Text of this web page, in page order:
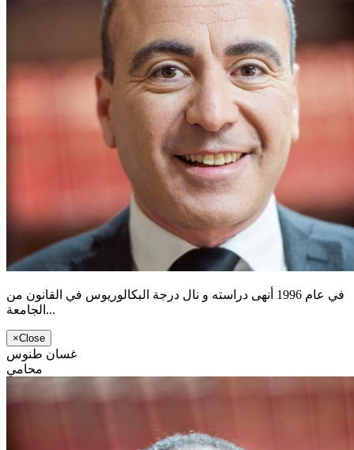
في عام 1996 أنهى دراسته و نال درجة البكالوريوس في القانون من
الجامعة...
×Close
غسان طنوس
محامي